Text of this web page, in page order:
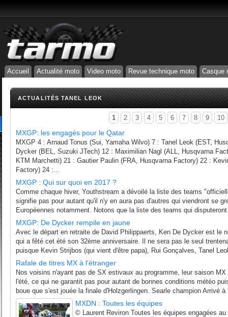
Accueil Actualité moto Video moto Revue technique moto Casque
ACTUALITÉS TANEL LEOK
1 2 3 4 5 6 7 8 9 10
MXGP: les engagés pour le Qatar
MXGP 4 : Arnaud Tonus (Sui, Yamaha Wilvo) 7 : Tanel Leok (EST,
Dycker (BEL, Suzuki JTech) 12 : Maximilian Nagl (ALL, Husqvarna
KTM Marchetti) 21 : Gautier Paulin (FRA, Husqvarna Factory) 22 :
Factory) 24 :...
MXGP : Qui sur quoi en 2017 ?
Comme chaque hiver, Youthstream a dévoilé la liste des teams
signifie pas pour autant qu'il n'y en aura pas d'autres qui viendront se
Européennes notamment. Notons que la liste des teams qui
MXGP: De Dycker rempile en jaune
Avec le départ en retraite de David Philippaerts, Ken De Dycker est le
qui a fêté cet été son 32ème anniversaire. Il ne sera pas le seul
puisque Kevin Strijbos (qui vient d'être papa), Rui Gonçalves, Tanel
Rafale de titres MX à l'étranger
Nos voisins n'ayant pas de SX estivaux au programme, leur saison
l'été, ce qui ne garantit pas pour autant de bonnes conditions météo
boue que s'est jouée la finale d'Holzgerlingen. Searle champion Arrivé
MXDN : Toutes les équipes
© Laurent Reviron Toutes les équipes engagées